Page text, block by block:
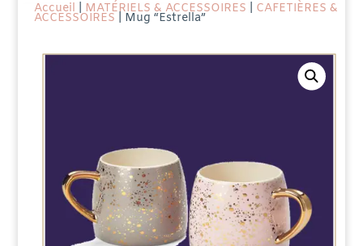
Accueil MATÉRIELS & ACCESSOIRES CAFETIÈRES &
ACCESSOIRES | Mug “Estrella”